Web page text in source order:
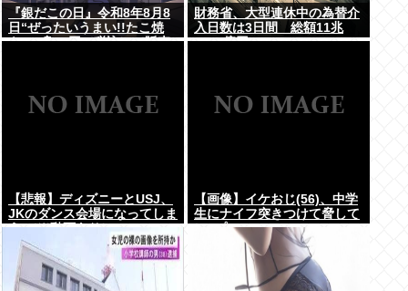
『銀だこの日』令和8年8月8
日“ぜったいうまい!!たこ焼
を、1舟88円（税込）で販売
財務省、大型連休中の為替介
入日数は3日間 総額11兆
7349億円
【悲報】ディズニーとUSJ、
JKのダンス会場になってしま
う （※動画あり）
【画像】イケおじ(56)、中学
生にナイフ突きつけて脅して
レ●プwww